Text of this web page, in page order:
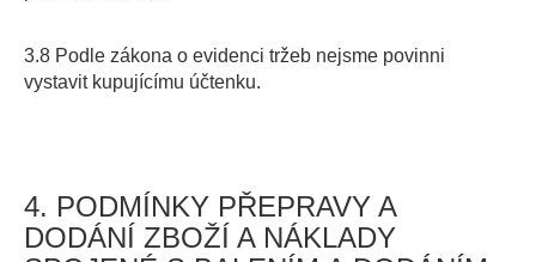
3.8 Podle zákona o evidenci tržeb nejsme povinni
vystavit kupujícímu účtenku.
4. PODMÍNKY PŘEPRAVY A
DODÁNÍ ZBOŽÍ A NÁKLADY